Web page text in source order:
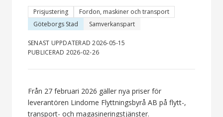
Prisjustering
Fordon, maskiner och transport
Göteborgs Stad
Samverkanspart
SENAST UPPDATERAD 2026-05-15
PUBLICERAD 2026-02-26
Från 27 februari 2026 gäller nya priser för
leverantören Lindome Flyttningsbyrå AB på flytt-,
transport- och magasineringstjänster.